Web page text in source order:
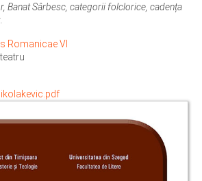
Banat Sârbesc, categorii folclorice, cadența
Romanicae VI